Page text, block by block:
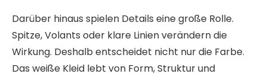
Darüber hinaus spielen Details eine große Rolle.
Spitze, Volants oder klare Linien verändern die
Wirkung. Deshalb entscheidet nicht nur die Farbe.
Das weiße Kleid lebt von Form, Struktur und